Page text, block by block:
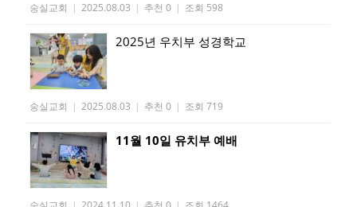
숭실교회 | 2025.08.03 | 추천 0 | 조회 598
2025년 우치부 성경학교
숭실교회 | 2025.08.03 | 추천 0 | 조회 719
11월 10일 유치부 예배